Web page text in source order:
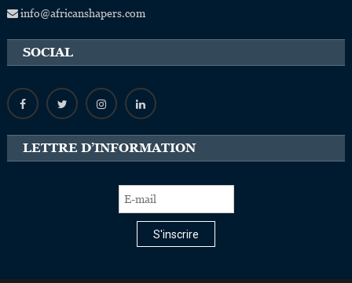
info@africanshapers.com
SOCIAL
LETTRE D’INFORMATION
S'inscrire